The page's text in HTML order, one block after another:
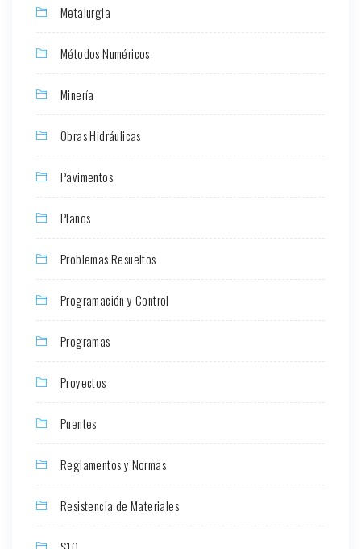
Metalurgia
Métodos Numéricos
Minería
Obras Hidráulicas
Pavimentos
Planos
Problemas Resueltos
Programación y Control
Programas
Proyectos
Puentes
Reglamentos y Normas
Resistencia de Materiales